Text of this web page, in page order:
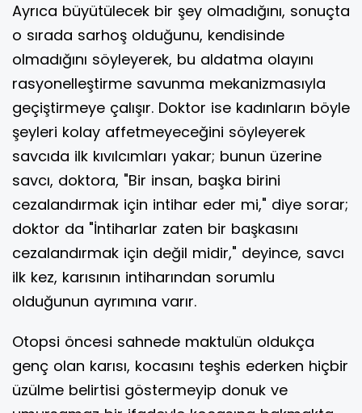
Ayrıca büyütülecek bir şey olmadığını, sonuçta
o sırada sarhoş olduğunu, kendisinde
olmadığını söyleyerek, bu aldatma olayını
rasyonelleştirme savunma mekanizmasıyla
geçiştirmeye çalışır. Doktor ise kadınların böyle
şeyleri kolay affetmeyeceğini söyleyerek
savcıda ilk kıvılcımları yakar; bunun üzerine
savcı, doktora, "Bir insan, başka birini
cezalandırmak için intihar eder mi," diye sorar;
doktor da "İntiharlar zaten bir başkasını
cezalandırmak için değil midir," deyince, savcı
ilk kez, karısının intiharından sorumlu
olduğunun ayrımına varır.
Otopsi öncesi sahnede maktulün oldukça
genç olan karısı, kocasını teşhis ederken hiçbir
üzülme belirtisi göstermeyip donuk ve